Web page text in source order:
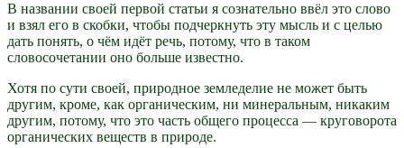
В названии своей первой статьи я сознательно ввёл это слово
и взял его в скобки, чтобы подчеркнуть эту мысль и с целью
дать понять, о чём идёт речь, потому, что в таком
словосочетании оно больше известно.
Хотя по сути своей, природное земледелие не может быть
другим, кроме, как органическим, ни минеральным, никаким
другим, потому, что это часть общего процесса — круговорота
органических веществ в природе.